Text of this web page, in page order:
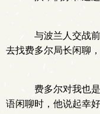
与波兰人交战
去找费多尔局长闲聊，
费多尔对我也
语闲聊时，他说起幸